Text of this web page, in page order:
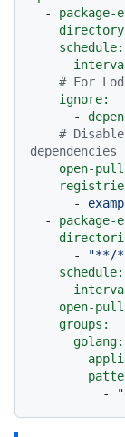
-
package-
schedule:
# For
ignore:
-
#
dependencies
open-
-
-
package-
-
"**/
schedule:
open-
groups:
golang:
-